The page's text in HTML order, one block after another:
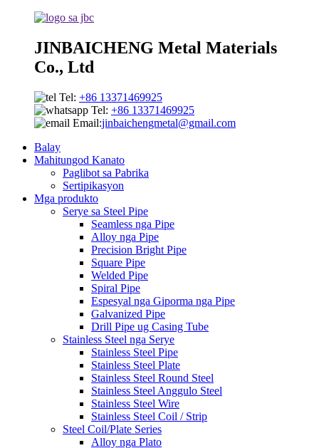
JINBAICHENG Metal Materials
Co., Ltd
Tel: +86 13371469925
Tel: +86 13371469925
Email:jinbaichengmetal@gmail.com
Balay
Mahitungod Kanato
Paglibot sa Pabrika
Sertipikasyon
Mga produkto
Serye sa Steel Pipe
Seamless nga Pipe
Alloy nga Pipe
Precision Bright Pipe
Square Pipe
Welded Pipe
Spiral Pipe
Espesyal nga Giporma nga Pipe
Galvanized Pipe
Drill Pipe ug Casing Tube
Stainless Steel nga Serye
Stainless Steel Pipe
Stainless Steel Plate
Stainless Steel Round Steel
Stainless Steel Anggulo Steel
Stainless Steel Wire
Stainless Steel Coil / Strip
Steel Coil/Plate Series
Alloy nga Plato